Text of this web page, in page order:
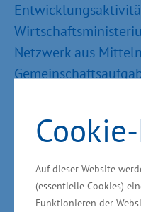
Auf dieser Website
(essentielle Cookies)
Funktionieren der
Netzwerk aus
von rund 254.000
2025. „Um den sich
automotive-mv e.V.
Automotive-